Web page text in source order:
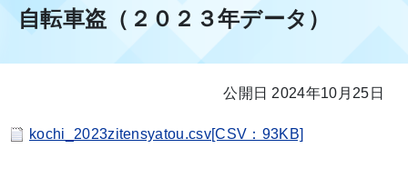
自転車盗（２０２３年データ）
公開日 2024年10月25日
kochi_2023zitensyatou.csv[CSV：93KB]